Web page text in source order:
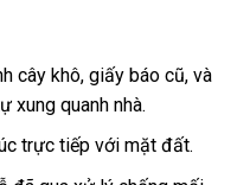
cây khô, giấy báo cũ, và
xung quanh nhà.
trực tiếp với mặt đất.